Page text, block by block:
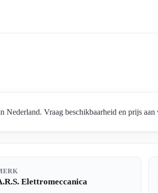
Vraag beschikbaarheid en prijs aan
Elettromeccanica